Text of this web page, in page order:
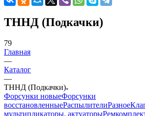
ТННД (Подкачки)
79
Главная
—
Каталог
—
ТННД (Подкачки)
Форсунки новыеФорсунки
восстановленныеРаспылителиРазное
мультипликаторы, актуаторы